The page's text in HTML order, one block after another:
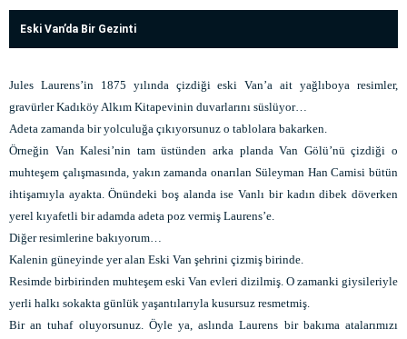
Eski Van’da Bir Gezinti
Jules Laurens’in 1875 yılında çizdiği eski Van’a ait yağlıboya resimler,
gravürler Kadıköy Alkım Kitapevinin duvarlarını süslüyor…
Adeta zamanda bir yolculuğa çıkıyorsunuz o tablolara bakarken.
Örneğin Van Kalesi’nin tam üstünden arka planda Van Gölü’nü çizdiği o
muhteşem çalışmasında, yakın zamanda onarılan Süleyman Han Camisi bütün
ihtişamıyla ayakta. Önündeki boş alanda ise Vanlı bir kadın dibek döverken
yerel kıyafetli bir adamda adeta poz vermiş Laurens’e.
Diğer resimlerine bakıyorum…
Kalenin güneyinde yer alan Eski Van şehrini çizmiş birinde.
Resimde birbirinden muhteşem eski Van evleri dizilmiş. O zamanki giysileriyle
yerli halkı sokakta günlük yaşantılarıyla kusursuz resmetmiş.
Bir an tuhaf oluyorsunuz. Öyle ya, aslında Laurens bir bakıma atalarımızı